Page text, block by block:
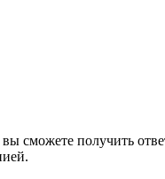
сможете получить